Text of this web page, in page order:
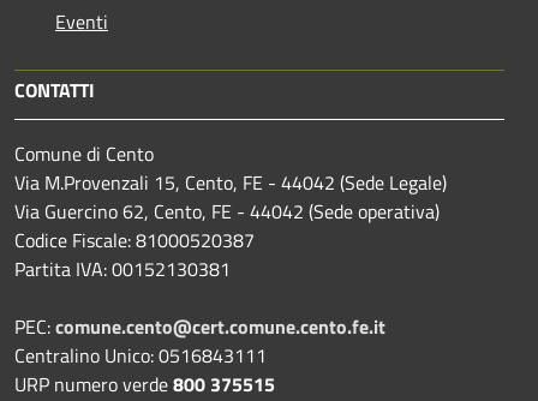
Eventi
CONTATTI
Comune di Cento
Via M.Provenzali 15, Cento, FE - 44042 (Sede Legale)
Via Guercino 62, Cento, FE - 44042 (Sede operativa)
Codice Fiscale: 81000520387
Partita IVA: 00152130381
PEC:comune.cento@cert.comune.cento.fe.it
Centralino Unico: 0516843111
URP numero verde800 375515